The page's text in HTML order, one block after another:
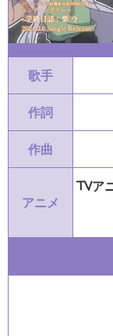
歌手
作詞
作曲
アニメ
TVア